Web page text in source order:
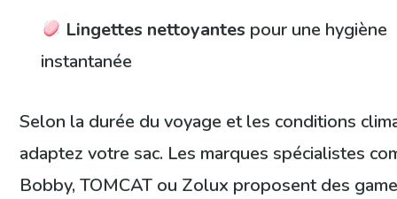
Lingettes nettoyantes pour une hygiène
instantanée
Selon la durée du voyage et les conditions
adaptez votre sac. Les marques spécialistes
Bobby, TOMCAT ou Zolux proposent des